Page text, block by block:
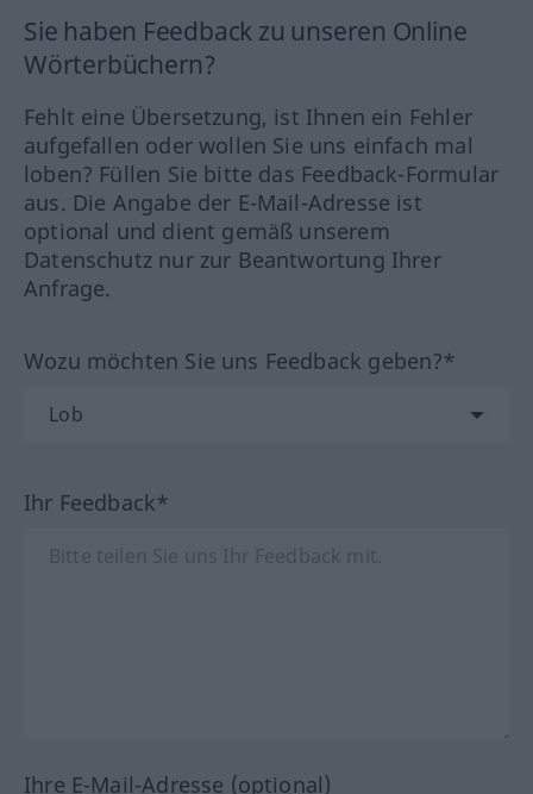
Sie haben Feedback zu unseren Online
Wörterbüchern?
Fehlt eine Übersetzung, ist Ihnen ein Fehler
aufgefallen oder wollen Sie uns einfach mal
loben? Füllen Sie bitte das Feedback-Formular
aus. Die Angabe der E-Mail-Adresse ist
optional und dient gemäß unserem
Datenschutz nur zur Beantwortung Ihrer
Anfrage.
Wozu möchten Sie uns Feedback geben?*
Ihr Feedback*
Ihre E-Mail-Adresse (optional)